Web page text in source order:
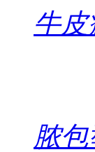
牛
脓